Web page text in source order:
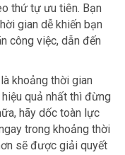
thứ tự ưu tiên. Bạn
gian dễ khiến bạn
công việc, dẫn đến
khoảng thời gian
quả nhất thì đừng
hãy dốc toàn lực
trong khoảng thời
sẽ được giải quyết